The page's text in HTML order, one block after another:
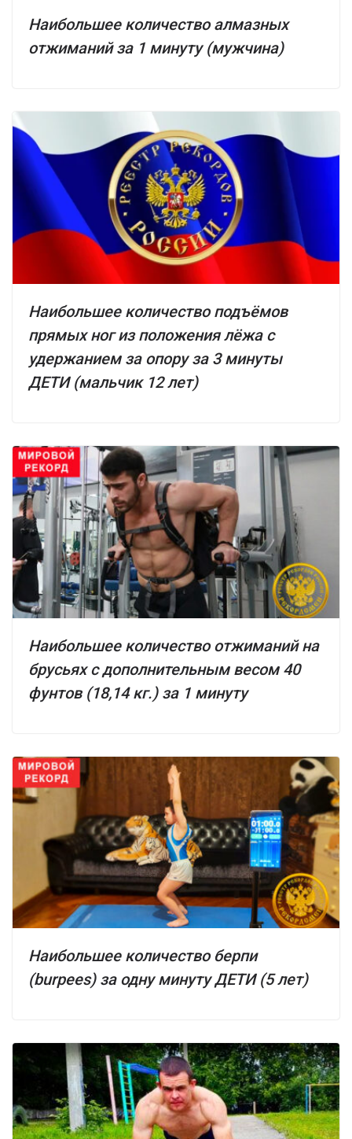
Наибольшее количество алмазных
отжиманий за 1 минуту (мужчина)
Наибольшее количество подъёмов
прямых ног из положения лёжа с
удержанием за опору за 3 минуты
ДЕТИ (мальчик 12 лет)
Наибольшее количество отжиманий на
брусьях с дополнительным весом 40
фунтов (18,14 кг.) за 1 минуту
Наибольшее количество берпи
(burpees) за одну минуту ДЕТИ (5 лет)